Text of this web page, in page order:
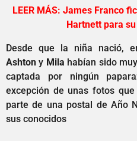
LEER MÁS: James Franco
Hartnett para
Desde que la niña nació,
Ashton y Mila habían sido
captada por ningún
excepción de unas fotos
parte de una postal de Año
sus conocidos